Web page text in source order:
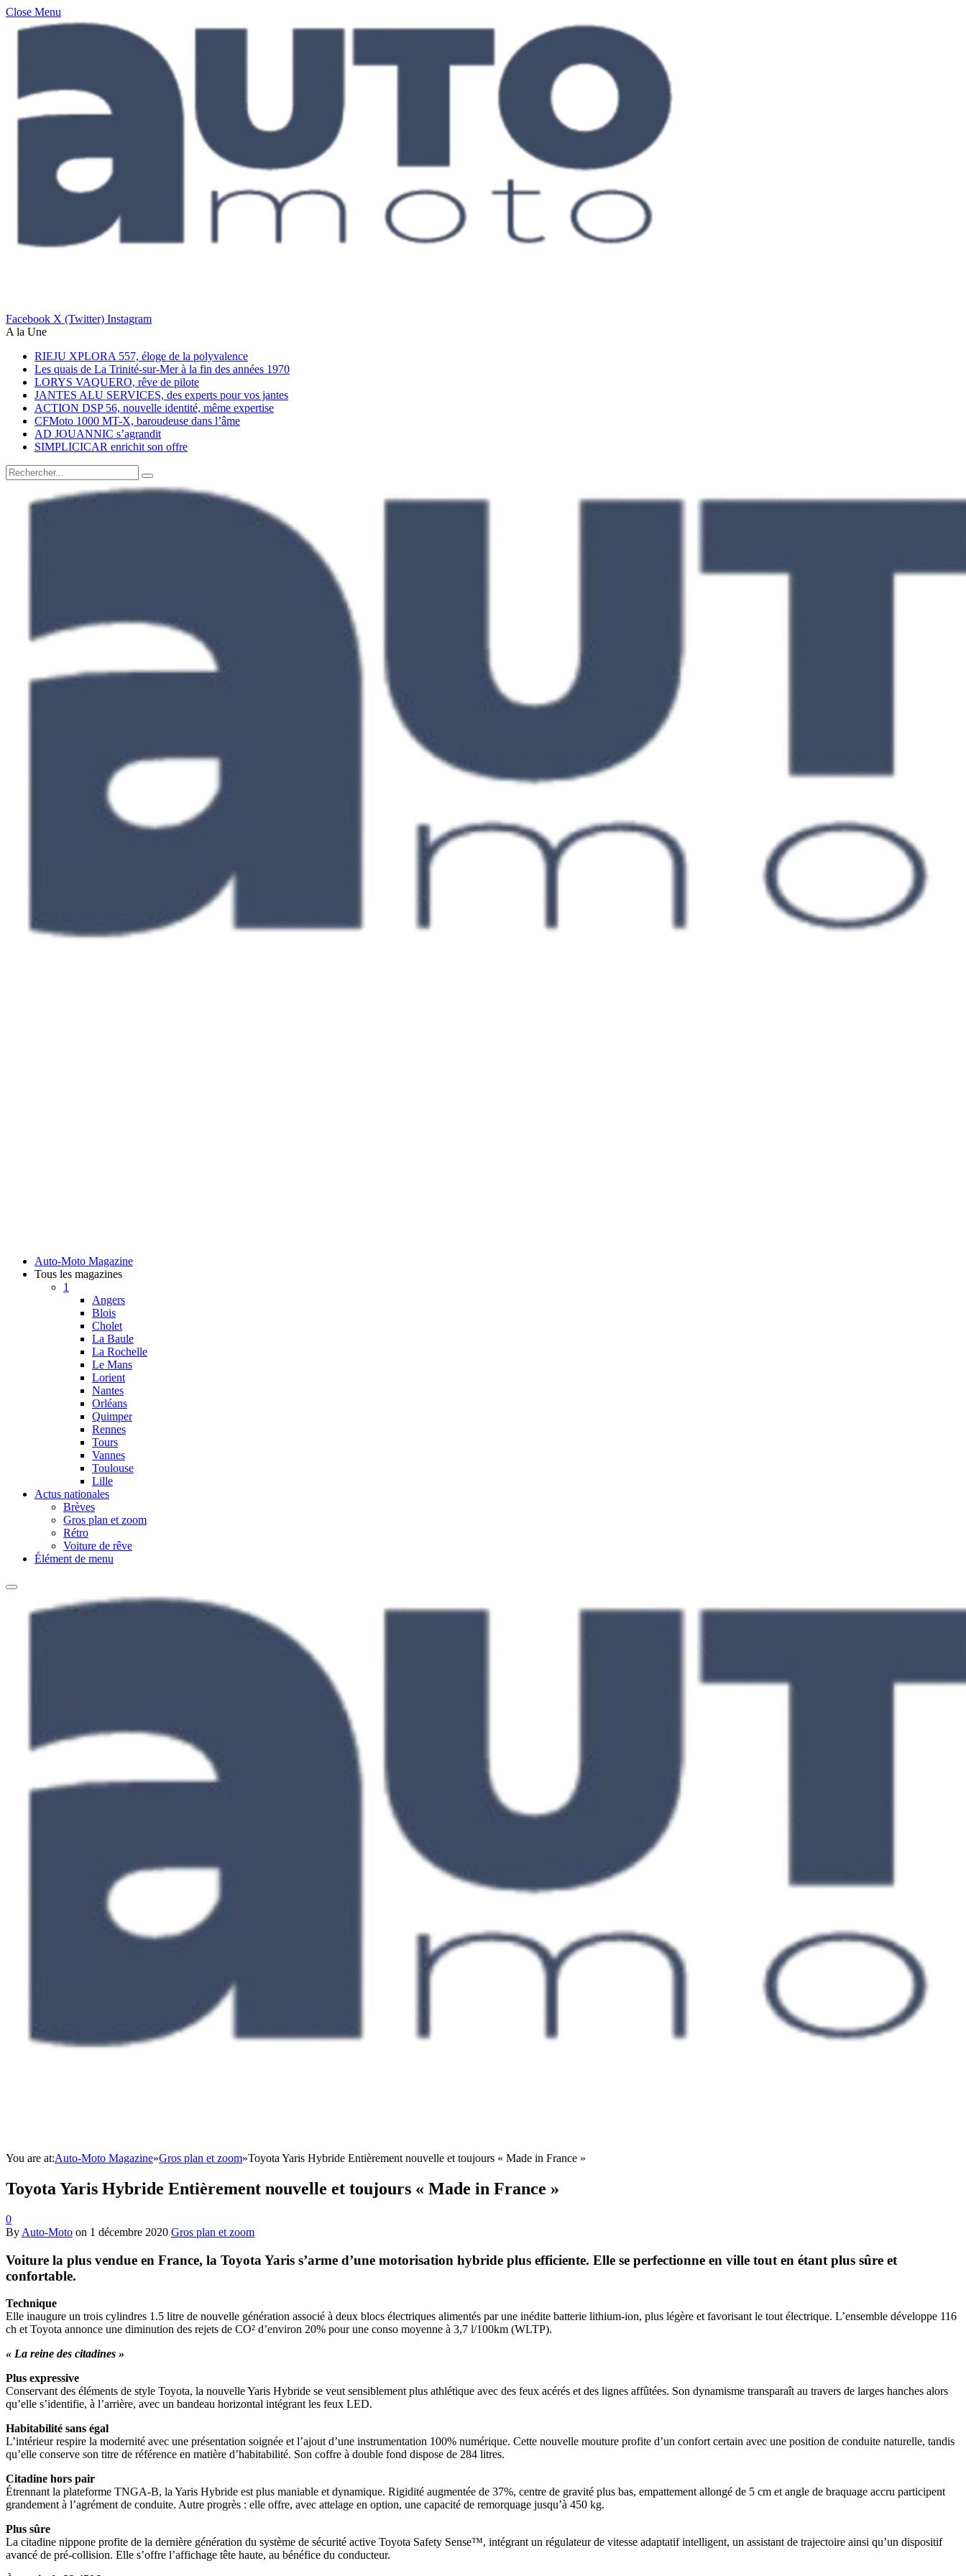
Close Menu
Facebook X (Twitter) Instagram
A la Une
RIEJU XPLORA 557, éloge de la polyvalence
Les quais de La Trinité-sur-Mer à la fin des années 1970
LORYS VAQUERO, rêve de pilote
JANTES ALU SERVICES, des experts pour vos jantes
ACTION DSP 56, nouvelle identité, même expertise
CFMoto 1000 MT-X, baroudeuse dans l’âme
AD JOUANNIC s’agrandit
SIMPLICICAR enrichit son offre
Auto-Moto Magazine
Tous les magazines
1
Angers
Blois
Cholet
La Baule
La Rochelle
Le Mans
Lorient
Nantes
Orléans
Quimper
Rennes
Tours
Vannes
Toulouse
Lille
Actus nationales
Brèves
Gros plan et zoom
Rétro
Voiture de rêve
Élément de menu
You are at:Auto-Moto Magazine»Gros plan et zoom»Toyota Yaris Hybride Entièrement nouvelle et toujours « Made in France »
Toyota Yaris Hybride Entièrement nouvelle et toujours « Made in France »
0
By Auto-Moto on 1 décembre 2020 Gros plan et zoom
Voiture la plus vendue en France, la Toyota Yaris s’arme d’une motorisation hybride plus efficiente. Elle se perfectionne en ville tout en étant plus sûre et
confortable.
Technique
Elle inaugure un trois cylindres 1.5 litre de nouvelle génération associé à deux blocs électriques alimentés par une inédite batterie lithium-ion, plus légère et favorisant le tout électrique. L’ensemble développe 116
ch et Toyota annonce une diminution des rejets de CO² d’environ 20% pour une conso moyenne à 3,7 l/100km (WLTP).
« La reine des citadines »
Plus expressive
Conservant des éléments de style Toyota, la nouvelle Yaris Hybride se veut sensiblement plus athlétique avec des feux acérés et des lignes affûtées. Son dynamisme transparaît au travers de larges hanches alors
qu’elle s’identifie, à l’arrière, avec un bandeau horizontal intégrant les feux LED.
Habitabilité sans égal
L’intérieur respire la modernité avec une présentation soignée et l’ajout d’une instrumentation 100% numérique. Cette nouvelle mouture profite d’un confort certain avec une position de conduite naturelle, tandis
qu’elle conserve son titre de référence en matière d’habitabilité. Son coffre à double fond dispose de 284 litres.
Citadine hors pair
Étrennant la plateforme TNGA-B, la Yaris Hybride est plus maniable et dynamique. Rigidité augmentée de 37%, centre de gravité plus bas, empattement allongé de 5 cm et angle de braquage accru participent
grandement à l’agrément de conduite. Autre progrès : elle offre, avec attelage en option, une capacité de remorquage jusqu’à 450 kg.
Plus sûre
La citadine nippone profite de la dernière génération du système de sécurité active Toyota Safety Sense™, intégrant un régulateur de vitesse adaptatif intelligent, un assistant de trajectoire ainsi qu’un dispositif
avancé de pré-collision. Elle s’offre l’affichage tête haute, au bénéfice du conducteur.